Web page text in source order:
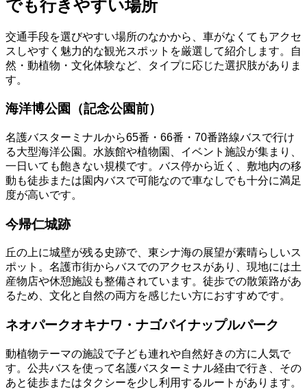
でも行きやすい場所
交通手段を選びやすい場所のなかから、車がなくてもアクセ
スしやすく魅力的な観光スポットを厳選して紹介します。自
然・動植物・文化体験など、タイプに応じた選択肢がありま
す。
海洋博公園（記念公園前）
名護バスターミナルから65番・66番・70番路線バスで行け
る大型海洋公園。水族館や植物園、イベント施設が集まり、
一日いても飽きない規模です。バス停から近く、敷地内の移
動も徒歩または園内バスで可能なので車なしでも十分に満足
度が高いです。
今帰仁城跡
丘の上に城壁が残る史跡で、東シナ海の展望が素晴らしいス
ポット。名護市街からバスでのアクセスがあり、現地には土
産物店や休憩施設も整備されています。徒歩での散策路があ
るため、文化と自然の両方を感じたい方におすすめです。
ネオパークオキナワ・ナゴパイナップルパーク
動植物テーマの施設で子ども連れや自然好きの方に人気で
す。公共バスを使って名護バスターミナル経由で行き、その
あと徒歩またはタクシーを少し利用するルートがあります。